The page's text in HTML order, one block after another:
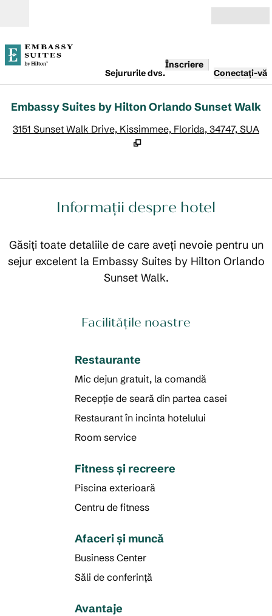
Sejururile dvs.
Înscriere
Conectați-vă
Embassy Suites by Hilton Orlando Sunset Walk
3151 Sunset Walk Drive, Kissimmee, Florida, 34747, SUA
Informații despre hotel
Găsiți toate detaliile de care aveți nevoie pentru un
sejur excelent la Embassy Suites by Hilton Orlando
Sunset Walk.
Facilităţile noastre
Restaurante
Mic dejun gratuit, la comandă
Recepție de seară din partea casei
Restaurant în incinta hotelului
Room service
Fitness şi recreere
Piscina exterioară
Centru de fitness
Afaceri și muncă
Business Center
Săli de conferință
Avantaje